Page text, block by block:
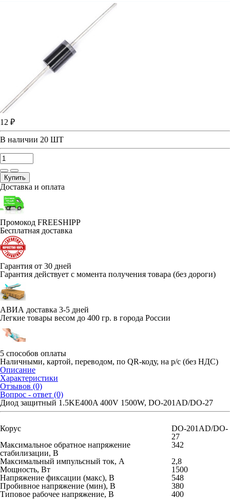
12 ₽
В наличии 20 ШТ
Купить
Доставка и оплата
Промокод FREESHIPP
Бесплатная доставка
Гарантия от 30 дней
Гарантия действует с момента получения товара (без дороги)
АВИА доставка 3-5 дней
Легкие товары весом до 400 гр. в города России
5 способов оплаты
Наличными, картой, переводом, по QR-коду, на р/с (без НДС)
Описание
Характеристики
Отзывов (0)
Вопрос - ответ (0)
Диод защитный 1.5KE400A 400V 1500W, DO-201AD/DO-27
Корус
DO-201AD/DO-
27
Максимальное обратное напряжение
стабилизации, В
342
Максимальный импульсный ток, А
2,8
Мощность, Вт
1500
Напряжение фиксации (макс), В
548
Пробивное напряжение (мин), В
380
Типовое рабочее напряжение, В
400